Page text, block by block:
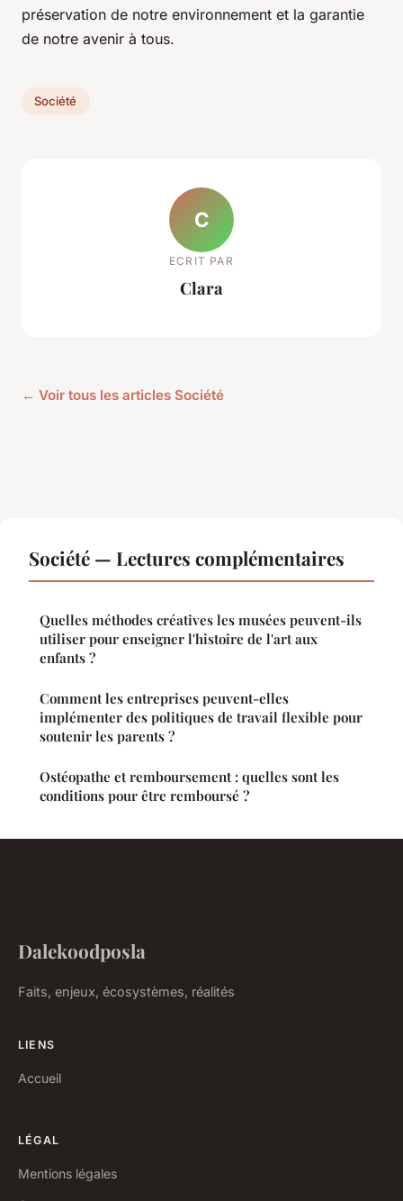
préservation de notre environnement et la garantie
de notre avenir à tous.
Société
C
ECRIT PAR
Clara
← Voir tous les articles Société
Société — Lectures complémentaires
Quelles méthodes créatives les musées peuvent-ils
utiliser pour enseigner l'histoire de l'art aux
enfants ?
Comment les entreprises peuvent-elles
implémenter des politiques de travail flexible pour
soutenir les parents ?
Ostéopathe et remboursement : quelles sont les
conditions pour être remboursé ?
Dalekoodposla
Faits, enjeux, écosystèmes, réalités
LIENS
Accueil
LÉGAL
Mentions légales